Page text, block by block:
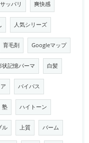
サッパリ 爽快感
人気シリーズ
育毛剤 Googleマップ
状記憶パーマ 白髪
バイパス
塾 ハイトーン
ル 上質 バーム